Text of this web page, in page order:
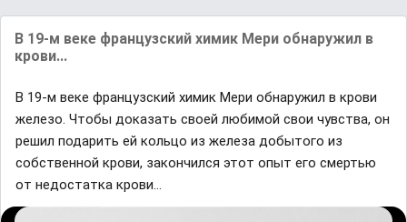
В 19-м веке французский химик Мери обнаружил в
крови...
В 19-м веке французский химик Мери обнаружил в крови
железо. Чтобы доказать своей любимой свои чувства, он
решил подарить ей кольцо из железа добытого из
собственной крови, закончился этот опыт его смертью
от недостатка крови...